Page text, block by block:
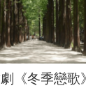
《冬季戀歌